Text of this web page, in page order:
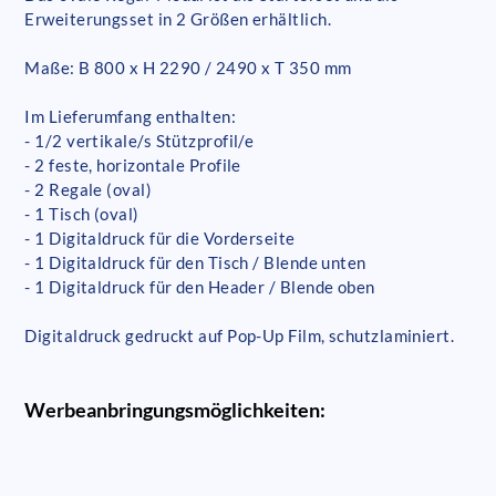
Erweiterungsset in 2 Größen erhältlich.
Maße: B 800 x H 2290 / 2490 x T 350 mm
Im Lieferumfang enthalten:
- 1/2 vertikale/s Stützprofil/e
- 2 feste, horizontale Profile
- 2 Regale (oval)
- 1 Tisch (oval)
- 1 Digitaldruck für die Vorderseite
- 1 Digitaldruck für den Tisch / Blende unten
- 1 Digitaldruck für den Header / Blende oben
Digitaldruck gedruckt auf Pop-Up Film, schutzlaminiert.
Werbeanbringungsmöglichkeiten: